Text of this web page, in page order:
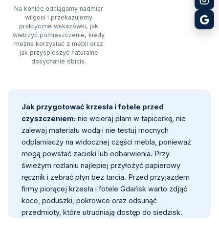
Na koniec odciągamy nadmiar
wilgoci i przekazujemy
praktyczne wskazówki, jak
wietrzyć pomieszczenie, kiedy
można korzystać z mebli oraz
jak przyspieszyć naturalne
dosychanie obicia.
Jak przygotować krzesła i fotele przed
czyszczeniem: nie wcieraj plam w tapicerkę, nie
zalewaj materiału wodą i nie testuj mocnych
odplamiaczy na widocznej części mebla, ponieważ
mogą powstać zacieki lub odbarwienia. Przy
świeżym rozlaniu najlepiej przyłożyć papierowy
ręcznik i zebrać płyn bez tarcia. Przed przyjazdem
firmy piorącej krzesła i fotele Gdańsk warto zdjąć
koce, poduszki, pokrowce oraz odsunąć
przedmioty, które utrudniają dostęp do siedzisk.